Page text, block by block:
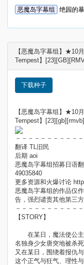
恶魔岛字幕组 绝园的
【恶魔岛字幕组】★10
Tempest】
下载种子
【恶魔岛字幕组】★10
Tempest】
－－－－－－－－－－
翻译 TL旧民
后期 aoi
恶魔岛字幕组招募日语
49035840
更多资源和火爆讨论
恶魔岛字幕组的作品仅
告，强烈谴责其他第三
－－－－－－－－－－
【STORY】
在某日，魔法使公主
名独身少女唐突地被杀
又在某日，围绕着报仇
这个正气与狂气、理性